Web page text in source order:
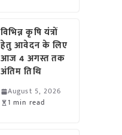
विभिन्न कृषि यंत्रों
हेतु आवेदन के लिए
आज 4 अगस्त तक
अंतिम तिथि
August 5, 2026
1 min read